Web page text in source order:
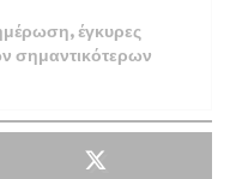
έγκυρες
σημαντικότερων